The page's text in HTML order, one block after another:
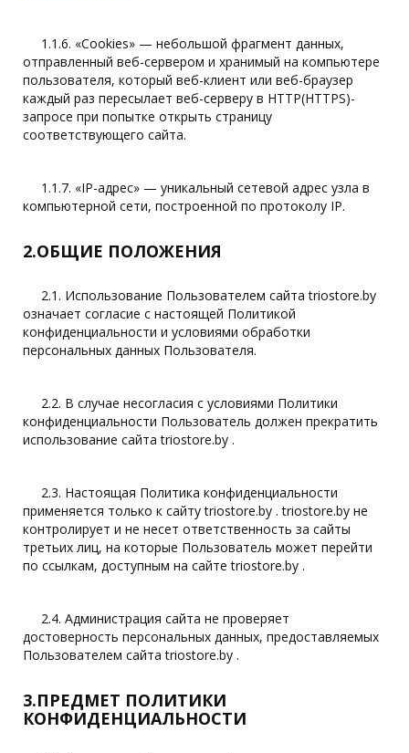
1.1.6. «Cookies» — небольшой фрагмент данных,
отправленный веб-сервером и хранимый на компьютере
пользователя, который веб-клиент или веб-браузер
каждый раз пересылает веб-серверу в HTTP(HTTPS)-
запросе при попытке открыть страницу
соответствующего сайта.
1.1.7. «IP-адрес» — уникальный сетевой адрес узла в
компьютерной сети, построенной по протоколу IP.
2.ОБЩИЕ ПОЛОЖЕНИЯ
2.1. Использование Пользователем сайта triostore.by
означает согласие с настоящей Политикой
конфиденциальности и условиями обработки
персональных данных Пользователя.
2.2. В случае несогласия с условиями Политики
конфиденциальности Пользователь должен прекратить
использование сайта triostore.by .
2.3. Настоящая Политика конфиденциальности
применяется только к сайту triostore.by . triostore.by не
контролирует и не несет ответственность за сайты
третьих лиц, на которые Пользователь может перейти
по ссылкам, доступным на сайте triostore.by .
2.4. Администрация сайта не проверяет
достоверность персональных данных, предоставляемых
Пользователем сайта triostore.by .
3.ПРЕДМЕТ ПОЛИТИКИ
КОНФИДЕНЦИАЛЬНОСТИ